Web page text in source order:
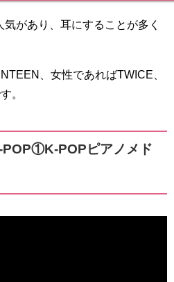
があり、耳にすることが多く
、女性であればTWICE、
。
POP①K-POPピアノメド